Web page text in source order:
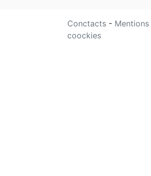
Conctacts -
coockies